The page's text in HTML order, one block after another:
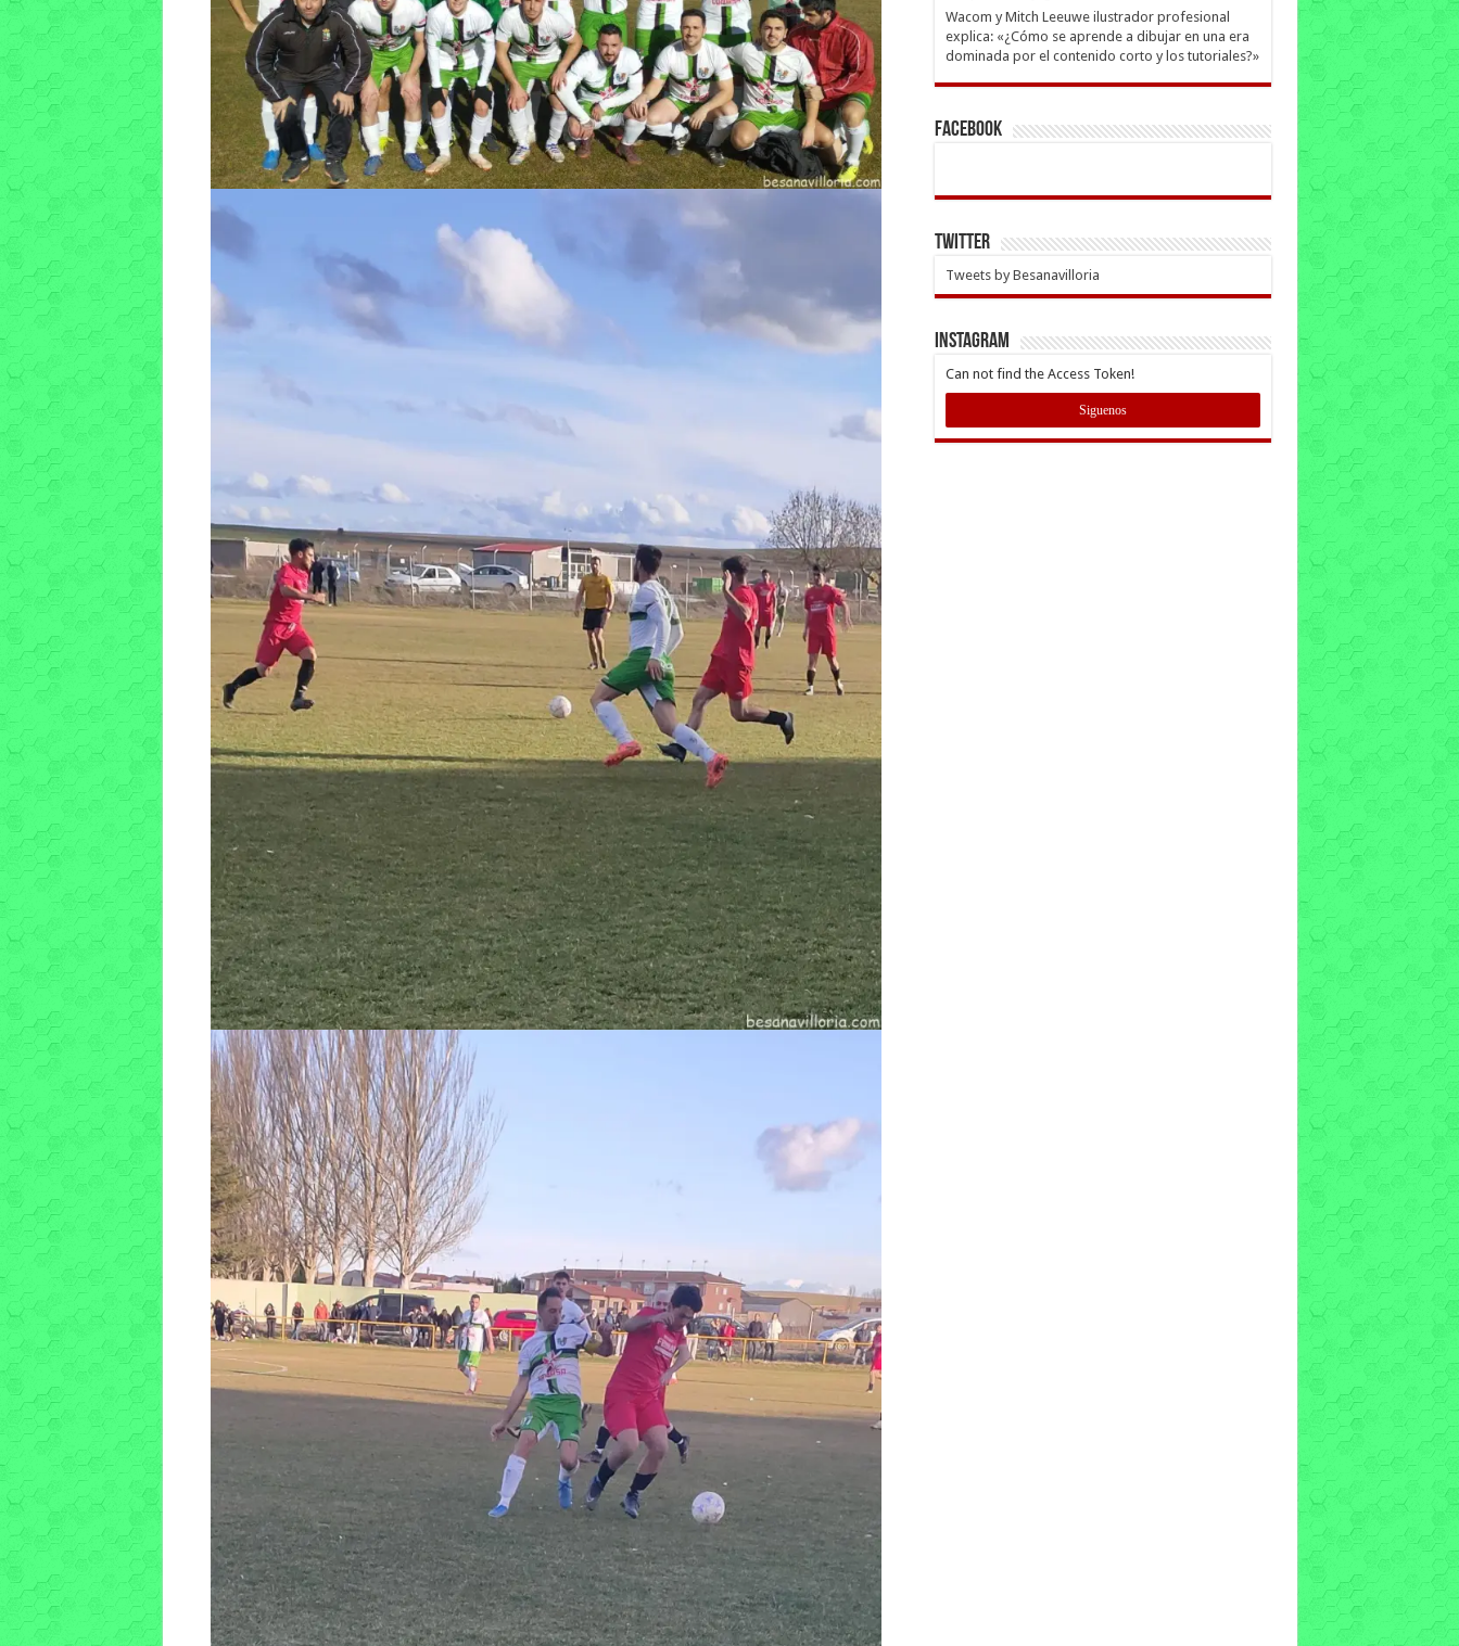
Wacom y Mitch Leeuwe ilustrador profesional
explica: «¿Cómo se aprende a dibujar en una era
dominada por el contenido corto y los tutoriales?»
Facebook
Twitter
Tweets by Besanavilloria
INSTAGRAM
Can not find the Access Token!
Siguenos